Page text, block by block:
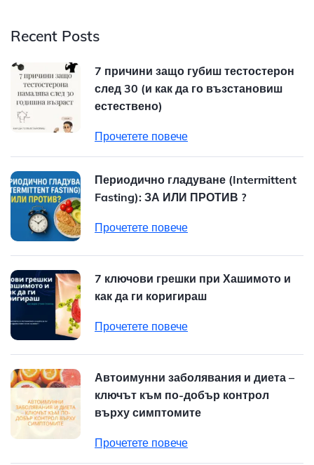
Recent Posts
7 причини защо губиш тестостерон
след 30 (и как да го възстановиш
естествено)
Прочетете повече
Периодично гладуване (Intermittent
Fasting): ЗА ИЛИ ПРОТИВ ?
Прочетете повече
7 ключови грешки при Хашимото и
как да ги коригираш
Прочетете повече
Автоимунни заболявания и диета –
ключът към по-добър контрол
върху симптомите
Прочетете повече